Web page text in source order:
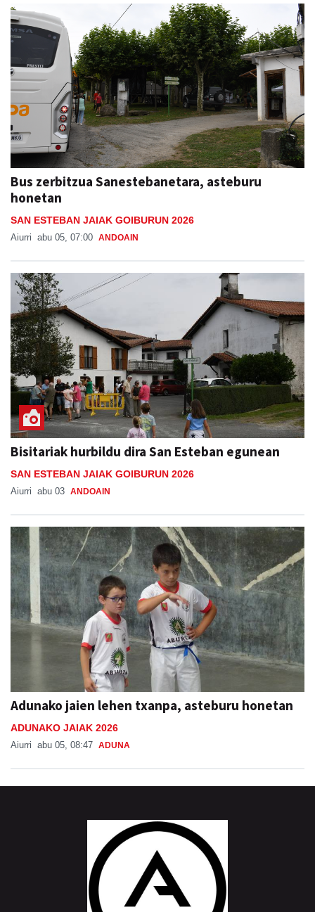
Bus zerbitzua Sanestebanetara, asteburu
honetan
SAN ESTEBAN JAIAK GOIBURUN 2026
Aiurri abu 05, 07:00 ANDOAIN
Bisitariak hurbildu dira San Esteban egunean
SAN ESTEBAN JAIAK GOIBURUN 2026
Aiurri abu 03 ANDOAIN
Adunako jaien lehen txanpa, asteburu honetan
ADUNAKO JAIAK 2026
Aiurri abu 05, 08:47 ADUNA